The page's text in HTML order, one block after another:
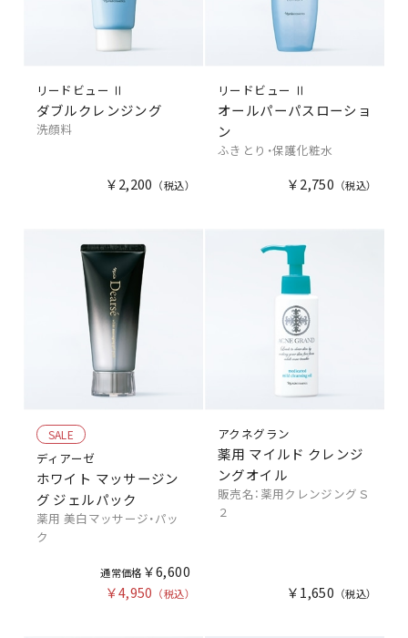
リードビュー Ⅱ
ダブルクレンジング
洗顔料
￥2,200
リードビュー Ⅱ
オールパーパスローショ
ン
ふきとり・保護化粧水
￥2,750
SALE
ディアーゼ
ホワイト マッサージン
グ ジェルパック
薬用 美白マッサージ・パッ
ク
￥6,600
￥4,950
アクネグラン
薬用 マイルド クレンジ
ングオイル
販売名：薬用クレンジングＳ
２
￥1,650